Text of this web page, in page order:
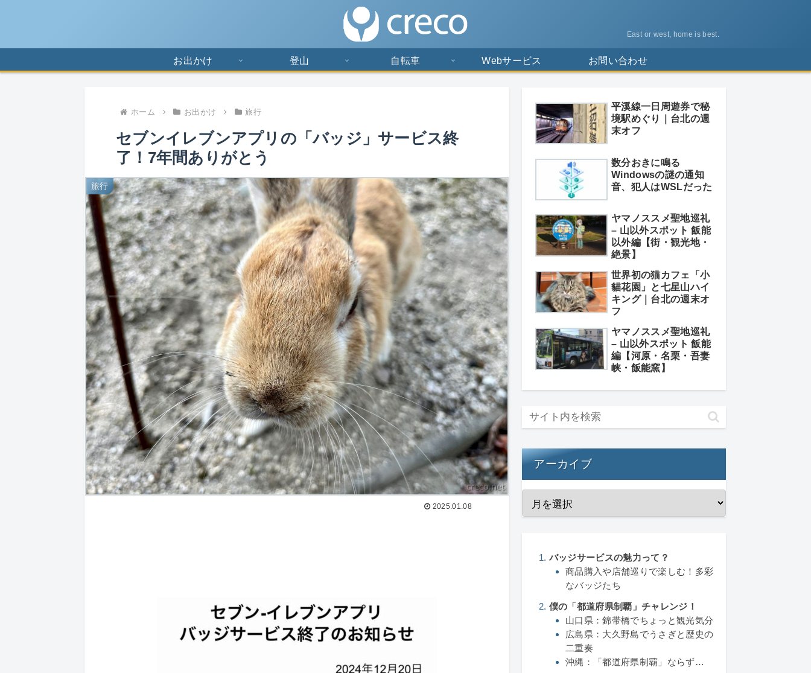
East or west, home is best.
お出かけ 登山 自転車 Webサービス お問い合わせ
ホーム お出かけ 旅行
セブンイレブンアプリの「バッジ」サービス終
了！7年間ありがとう
旅行
2025.01.08
平溪線一日周遊券で秘
境駅めぐり｜台北の週
末オフ
数分おきに鳴る
Windowsの謎の通知
音、犯人はWSLだった
ヤマノススメ聖地巡礼
– 山以外スポット 飯能
以外編【街・観光地・
絶景】
世界初の猫カフェ「小
貓花園」と七星山ハイ
キング｜台北の週末オ
フ
ヤマノススメ聖地巡礼
– 山以外スポット 飯能
編【河原・名栗・吾妻
峡・飯能窯】
アーカイブ
バッジサービスの魅力って？
商品購入や店舗巡りで楽しむ！多彩
なバッジたち
僕の「都道府県制覇」チャレンジ！
山口県：錦帯橋でちょっと観光気分
広島県：大久野島でうさぎと歴史の
二重奏
沖縄：「都道府県制覇」ならず…